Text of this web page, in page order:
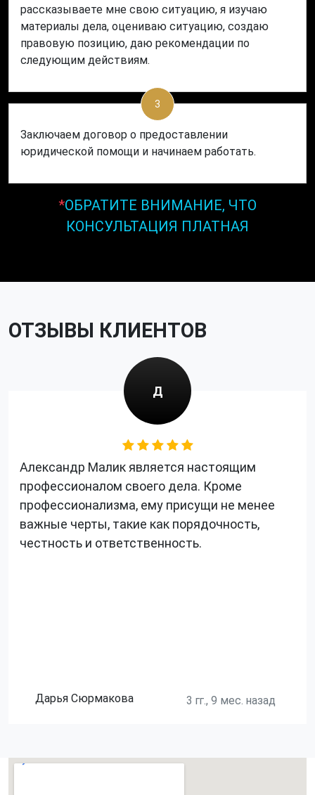
рассказываете мне свою ситуацию, я изучаю
материалы дела, оцениваю ситуацию, создаю
правовую позицию, даю рекомендации по
следующим действиям.
3
Заключаем договор о предоставлении
юридической помощи и начинаем работать.
*ОБРАТИТЕ ВНИМАНИЕ, ЧТО
КОНСУЛЬТАЦИЯ ПЛАТНАЯ
ОТЗЫВЫ КЛИЕНТОВ
Д
Александр Малик является настоящим
профессионалом своего дела. Кроме
профессионализма, ему присущи не менее
важные черты, такие как порядочность,
честность и ответственность.
Дарья Сюрмакова 3 гг., 9 мес. назад